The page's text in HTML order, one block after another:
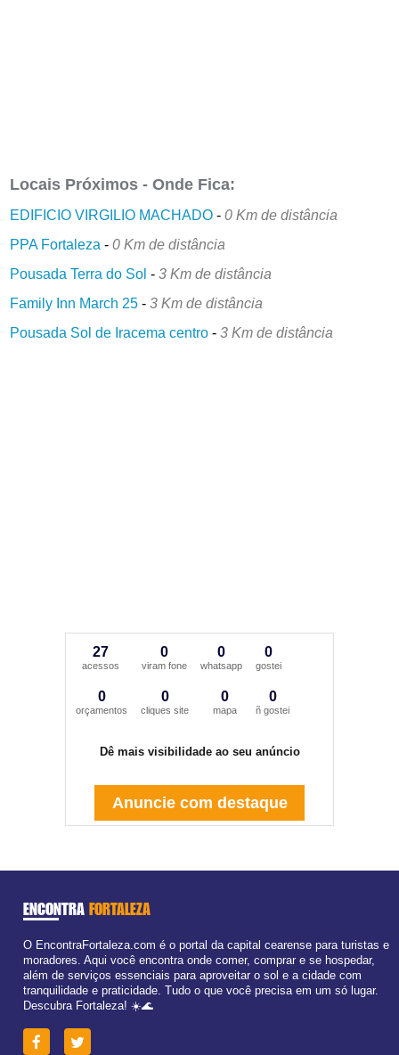
Locais Próximos - Onde Fica:
EDIFICIO VIRGILIO MACHADO -0 Km de distância
PPA Fortaleza -0 Km de distância
Pousada Terra do Sol -3 Km de distância
Family Inn March 25 -3 Km de distância
Pousada Sol de Iracema centro -3 Km de distância
27
acessos
0
viram fone
0
whatsapp
0
gostei
0
orçamentos
0
cliques site
0
mapa
0
ñ gostei
Dê mais visibilidade ao seu anúncio
Anuncie com destaque
ENCONTRA FORTALEZA
O EncontraFortaleza.com é o portal da capital cearense para turistas e
moradores. Aqui você encontra onde comer, comprar e se hospedar,
além de serviços essenciais para aproveitar o sol e a cidade com
tranquilidade e praticidade. Tudo o que você precisa em um só lugar.
Descubra Fortaleza! ☀️🌊